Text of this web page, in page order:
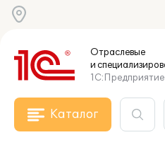
Отраслевые
и
1С:Предприятие
Каталог